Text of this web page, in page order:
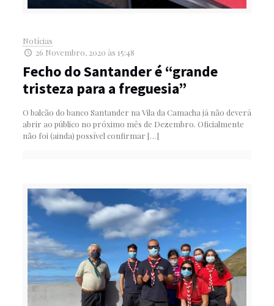
Notícias
26 Novembro, 2020 às 15:48
Fecho do Santander é “grande
tristeza para a freguesia”
O balcão do banco Santander na Vila da Camacha já não deverá
abrir ao público no próximo mês de Dezembro. Oficialmente
não foi (ainda) possível confirmar […]